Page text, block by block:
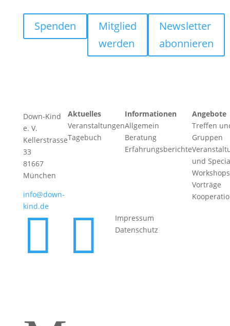
Spenden
Mitglied
werden
Newsletter
abonnieren
Down-Kind
e. V.
Kellerstrasse
33
81667
München
info@down-
kind.de
Aktuelles
Veranstaltungen
Tagebuch
Informationen
Allgemein
Beratung
Erfahrungsberichte
Angebote
Treffen
Gruppen
und
Vorträge
 
Impressum
Datenschutz